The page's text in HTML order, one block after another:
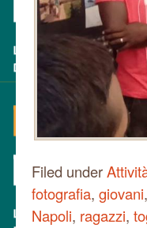
Filed under
fotografia, giovani,
Napoli, ragazzi,